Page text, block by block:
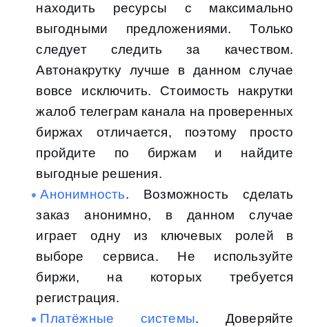
находить ресурсы с максимально
выгодными предложениями. Только
следует следить за качеством.
Автонакрутку лучше в данном случае
вовсе исключить. Стоимость накрутки
жалоб телеграм канала на проверенных
биржах отличается, поэтому просто
пройдите по биржам и найдите
выгодные решения.
Анонимность. Возможность сделать
заказ анонимно, в данном случае
играет одну из ключевых ролей в
выборе сервиса. Не используйте
биржи, на которых требуется
регистрация.
Платёжные системы. Доверяйте